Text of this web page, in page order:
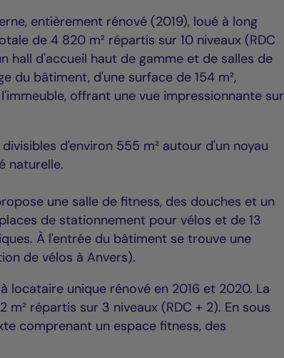
entièrement rénové (2019), loué à long
de 4 820 m² répartis sur 10 niveaux (RDC
hall d'accueil haut de gamme et de salles de
du bâtiment, d'une surface de 154 m²,
offrant une vue impressionnante sur
d'environ 555 m² autour d'un noyau
naturelle.
une salle de fitness, des douches et un
de stationnement pour vélos et de 13
À l'entrée du bâtiment se trouve une
de vélos à Anvers).
locataire unique rénové en 2016 et 2020. La
répartis sur 3 niveaux (RDC + 2). En sous
comprenant un espace fitness, des